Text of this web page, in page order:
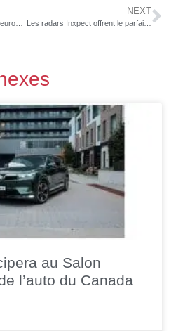
NEXT
Les radars Inxpect offrent le parfait équilibre ente sécurité et productivité sur les chaînes de production hautement automatisées
au Salon
l’auto du Canada